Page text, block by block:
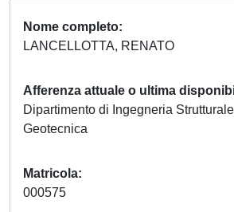
Nome completo
LANCELLOTTA, RENATO
Afferenza attuale o ultima
Dipartimento di Ingegneria
Geotecnica
Matricola
000575